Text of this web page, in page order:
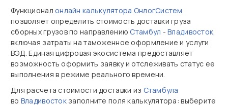
Функционал онлайн калькулятора ОнлогСистем
позволяет определить стоимость доставки груза
сборных грузов по направлению Стамбул -Владивосток,
включая затраты на таможенное оформление и услуги
ВЭД. Единая цифровая экосистема предоставляет
возможность оформить заявку и отслеживать статус ее
выполнения в режиме реального времени.
Для расчета стоимости доставки из Стамбула
во Владивостокзаполните поля калькулятора: выберите